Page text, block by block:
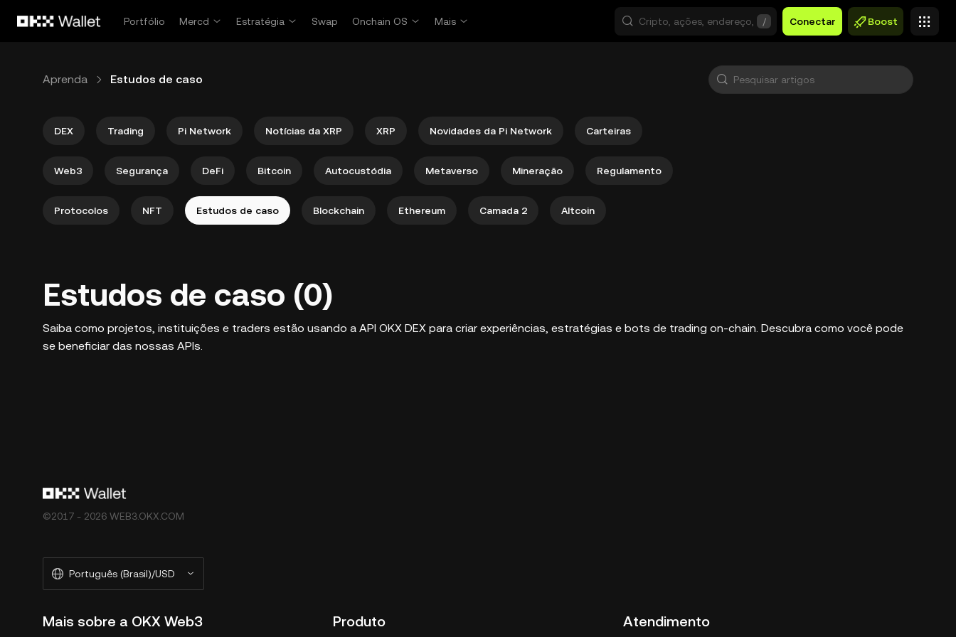
Portfólio
Mercd Estratégia Swap Onchain OS Mais / Conectar Boost
Aprenda Estudos de caso
DEX Trading Pi Network Notícias da XRP XRP Novidades da Pi Network Carteiras
Web3 Segurança DeFi Bitcoin Autocustódia Metaverso Mineração Regulamento
Protocolos NFT Estudos de caso Blockchain Ethereum Camada 2 Altcoin
Estudos de caso (0)
Saiba como projetos, instituições e traders estão usando a API OKX DEX para criar experiências, estratégias e bots de trading on-chain. Descubra como você pode
se beneficiar das nossas APIs.
©2017 - 2026 WEB3.OKX.COM
Português (Brasil)/USD
Mais sobre a OKX Web3 Produto Atendimento